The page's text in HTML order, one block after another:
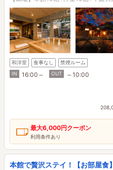
和洋室 食事なし
禁煙ルーム
IN
16:00～ OUT ～10:00
最大6,000円クーポン
利用条件あり
本館で贅沢ステイ！【お部屋食